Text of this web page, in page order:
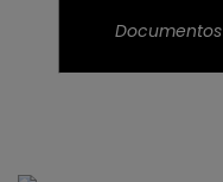
Documentos